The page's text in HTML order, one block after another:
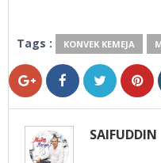
Tags : KONVEK KEMEJA
SAIFUDDIN